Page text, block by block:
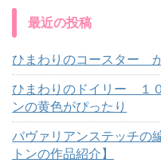
最近の投稿
ひまわりのコースター
ひまわりのドイリー １
ンの黄色がぴったり
バヴァリアンステッチの
トンの作品紹介】